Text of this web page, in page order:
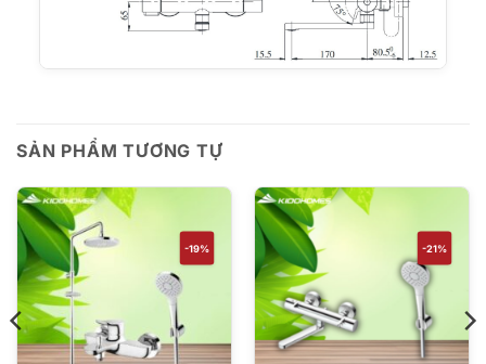
SẢN PHẨM TƯƠNG TỰ
-19% -21%